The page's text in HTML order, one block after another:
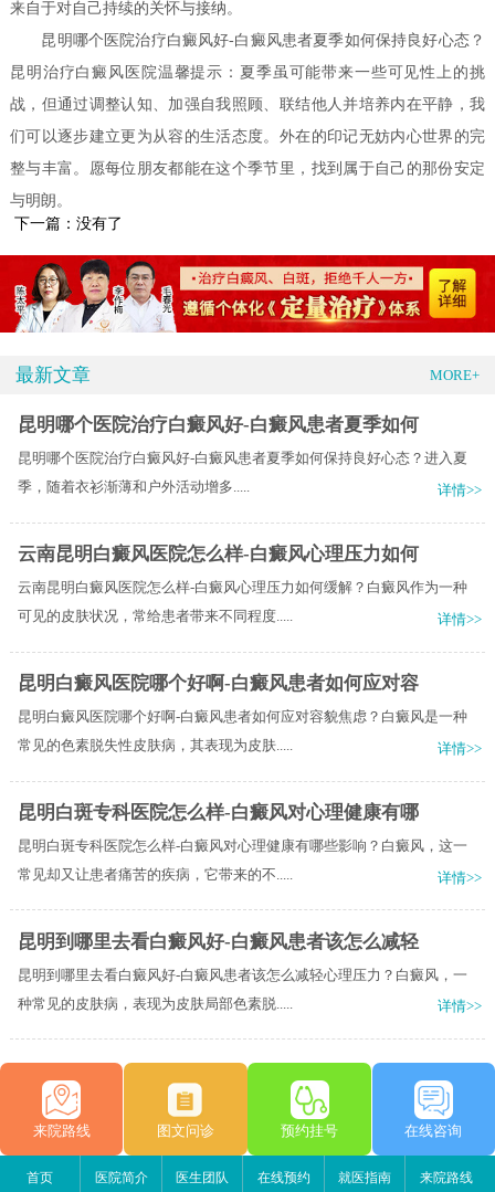
来自于对自己持续的关怀与接纳。
昆明哪个医院治疗白癜风好-白癜风患者夏季如何保持良好心态？
昆明治疗白癜风医院温馨提示：夏季虽可能带来一些可见性上的挑
战，但通过调整认知、加强自我照顾、联结他人并培养内在平静，我
们可以逐步建立更为从容的生活态度。外在的印记无妨内心世界的完
整与丰富。愿每位朋友都能在这个季节里，找到属于自己的那份安定
与明朗。
下一篇：没有了
最新文章 MORE+
昆明哪个医院治疗白癜风好-白癜风患者夏季如何
昆明哪个医院治疗白癜风好-白癜风患者夏季如何保持良好心态？​进入夏
季，随着衣衫渐薄和户外活动增多.....
详情>>
云南昆明白癜风医院怎么样-白癜风心理压力如何
云南昆明白癜风医院怎么样-白癜风心理压力如何缓解？白癜风作为一种
可见的皮肤状况，常给患者带来不同程度.....
详情>>
昆明白癜风医院哪个好啊-白癜风患者如何应对容
昆明白癜风医院哪个好啊-白癜风患者如何应对容貌焦虑？白癜风是一种
常见的色素脱失性皮肤病，其表现为皮肤.....
详情>>
昆明白斑专科医院怎么样-白癜风对心理健康有哪
昆明白斑专科医院怎么样-白癜风对心理健康有哪些影响？白癜风，这一
常见却又让患者痛苦的疾病，它带来的不.....
详情>>
昆明到哪里去看白癜风好-白癜风患者该怎么减轻
昆明到哪里去看白癜风好-白癜风患者该怎么减轻心理压力？白癜风，一
种常见的皮肤病，表现为皮肤局部色素脱.....
详情>>
来院路线 图文问诊 预约挂号 在线咨询
首页 医院简介 医生团队 在线预约 就医指南 来院路线